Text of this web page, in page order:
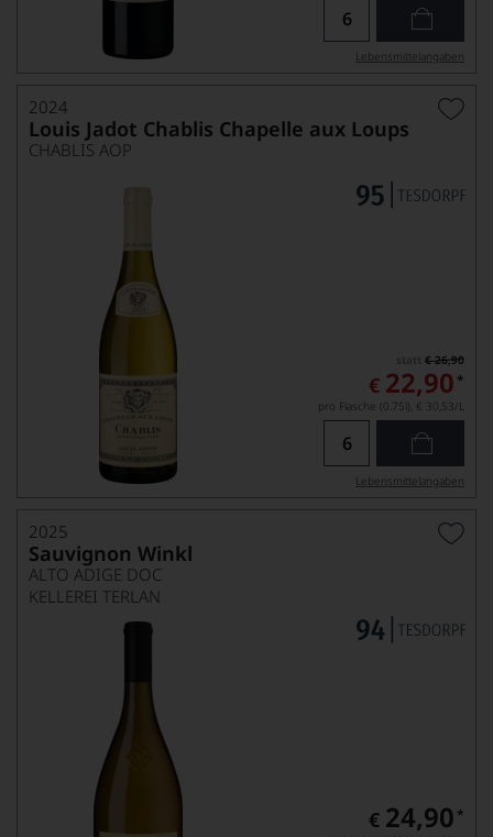
Lebensmittel­angaben
2024
Louis Jadot Chablis Chapelle aux Loups
CHABLIS AOP
€ 26,90
€ 22,90 *
pro Flasche (0.75l), € 30,53/L
Lebensmittel­angaben
2025
Sauvignon Winkl
ALTO ADIGE DOC
KELLEREI TERLAN
€ 24,90 *